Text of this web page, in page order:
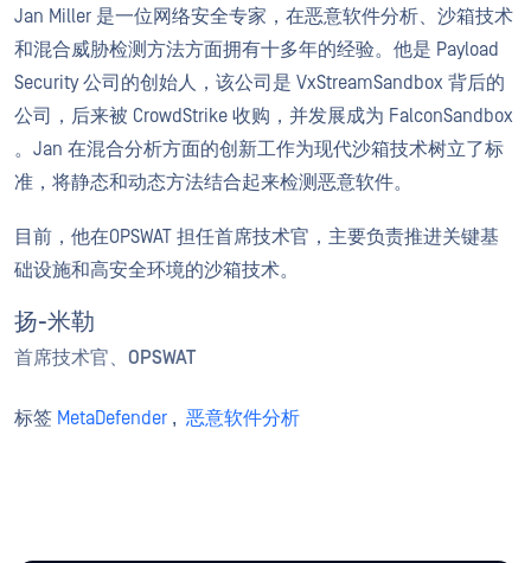
Jan Miller 是一位网络安全专家，在恶意软件分析、沙箱技术
和混合威胁检测方法方面拥有十多年的经验。他是 Payload
Security 公司的创始人，该公司是 VxStreamSandbox 背后的
公司，后来被 CrowdStrike 收购，并发展成为 FalconSandbox
。Jan 在混合分析方面的创新工作为现代沙箱技术树立了标
准，将静态和动态方法结合起来检测恶意软件。
目前，他在OPSWAT 担任首席技术官，主要负责推进关键基
础设施和高安全环境的沙箱技术。
扬-米勒
首席技术官、OPSWAT
标签 MetaDefender , 恶意软件分析